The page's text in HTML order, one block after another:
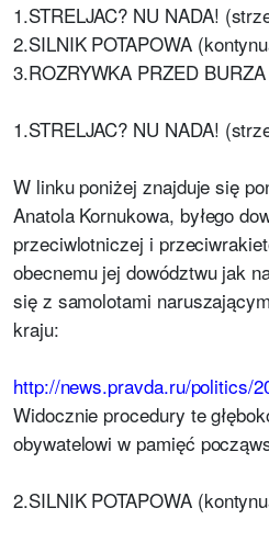
1.STRELJAC? NU NADA!
2.SILNIK POTAPOWA
3.ROZRYWKA PRZED
1.STRELJAC? NU NADA!
W linku poniżej znajduje się
Anatola Kornukowa, byłego
przeciwlotniczej i
obecnemu jej dowództwu jak
się z samolotami
kraju:
http://news.pravda.ru/politics/
Widocznie procedury te
obywatelowi w pamięć
2.SILNIK POTAPOWA